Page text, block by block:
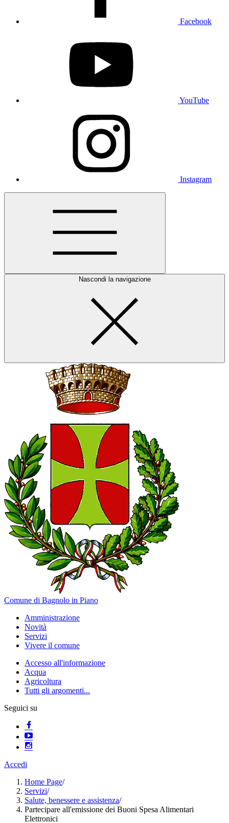
Facebook
YouTube
Instagram
Nascondi la navigazione
Comune di Bagnolo in Piano
Amministrazione
Novità
Servizi
Vivere il comune
Accesso all'informazione
Acqua
Agricoltura
Tutti gli argomenti...
Seguici su
Accedi
Home Page/
Servizi/
Salute, benessere e assistenza/
Partecipare all'emissione dei Buoni Spesa Alimentari
Elettronici